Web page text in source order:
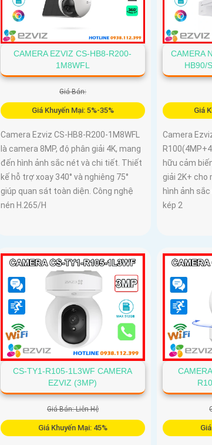
CAMERA EZVIZ CS-HB8-R200-
1M8WFL
Giá Bán:
Giá Khuyến Mại: 5%-35%
Camera Ezviz CS-HB8-R200-1M8WFL
là camera 8MP, độ phân giải 4K, mang
đến hình ảnh sắc nét và chi tiết. Thiết
kế hỗ trợ xoay 340° và nghiêng 75°
giúp quan sát toàn diện. Công nghệ
nén H.265/H
CAMERA
HB90/
Giá
Camera
hữu cảm
giải 2K+ cho
hình ảnh
kép 2
CS-TY1-R105-1L3WF CAMERA
EZVIZ (3MP)
Giá Bán: Liên Hệ
Giá Khuyến Mại: 45%